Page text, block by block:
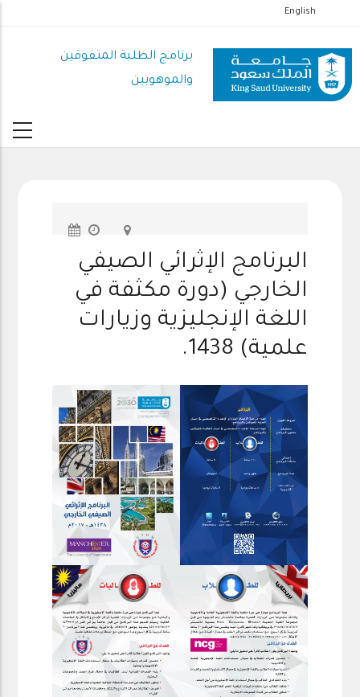
إلى
المحتوى
الرئيسي
English
برنامج الطلبة المتفوقين
والموهوبين
البرنامج الإثرائي الصيفي
الخارجي (دورة مكثفة في
اللغة الإنجليزية وزيارات
علمية) 1438.